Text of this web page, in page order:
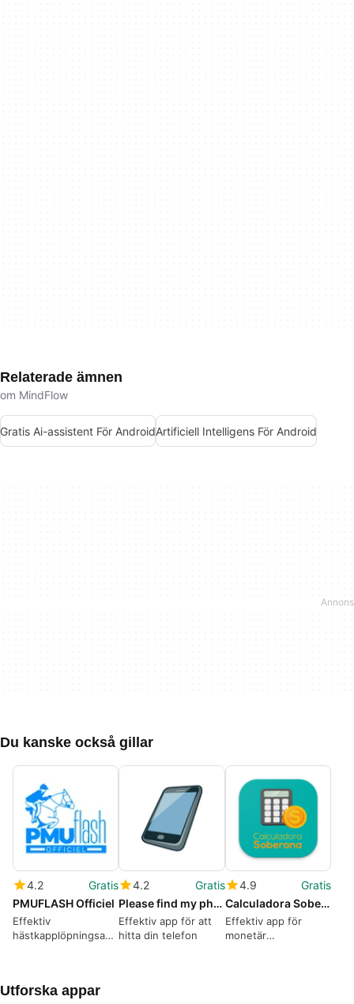
Relaterade ämnen
om MindFlow
Gratis Ai-assistent För AndroidArtificiell Intelligens För Android
Du kanske också gillar
4.2
Gratis
PMUFLASH Officiel
Effektiv
hästkapplöpningsapp
4.2
Gratis
Please find my phone
Effektiv app för att
hitta din telefon
4.9
Gratis
Calculadora Soberana
Effektiv app för
monetär
Utforska appar